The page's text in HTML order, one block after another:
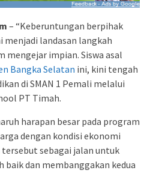
– “Keberuntungan berpihak
menjadi landasan langkah
mengejar impian. Siswa asal
Bangka Selatan ini, kini tengah
di SMAN 1 Pemali melalui
PT Timah.
harapan besar pada program
dengan kondisi ekonomi
sebagai jalan untuk
baik dan membanggakan kedua